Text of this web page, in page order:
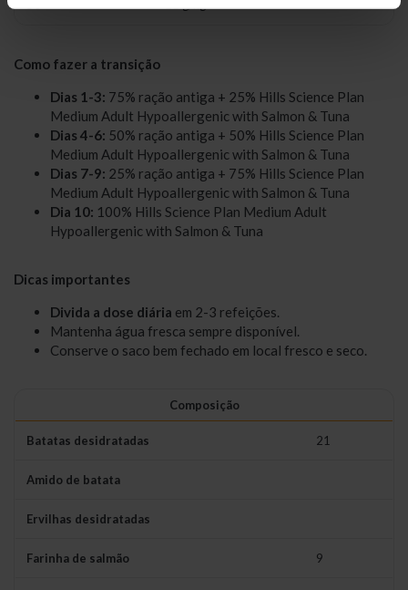
Como fazer a transição
Dias 1-3: 75% ração antiga + 25% Hills Science Plan
Medium Adult Hypoallergenic with Salmon & Tuna
Dias 4-6: 50% ração antiga + 50% Hills Science Plan
Medium Adult Hypoallergenic with Salmon & Tuna
Dias 7-9: 25% ração antiga + 75% Hills Science Plan
Medium Adult Hypoallergenic with Salmon & Tuna
Dia 10: 100% Hills Science Plan Medium Adult
Hypoallergenic with Salmon & Tuna
Dicas importantes
Divida a dose diária em 2-3 refeições.
Mantenha água fresca sempre disponível.
Conserve o saco bem fechado em local fresco e seco.
Composição
Batatas desidratadas 21
Amido de batata
Ervilhas desidratadas
Farinha de salmão 9